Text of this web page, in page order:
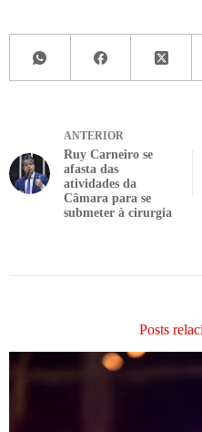
ANTERIOR
Ruy Carneiro se
afasta das
atividades da
Câmara para se
submeter à cirurgia
Posts